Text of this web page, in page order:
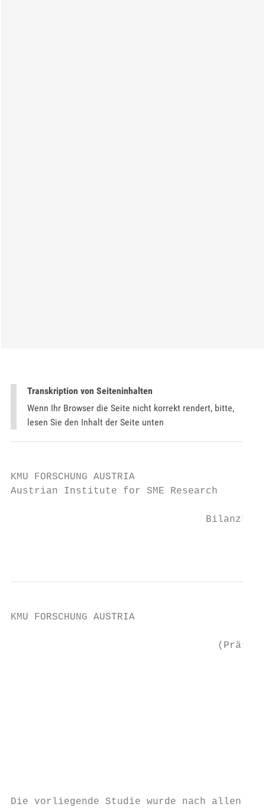
Transkription von Seiteninhalten
Wenn Ihr Browser die Seite nicht korrekt rendert, bitte,
lesen Sie den Inhalt der Seite unten
KMU FORSCHUNG AUSTRIA
Austrian Institute for SME Research
KMU FORSCHUNG AUSTRIA
Die vorliegende Studie wurde nach allen